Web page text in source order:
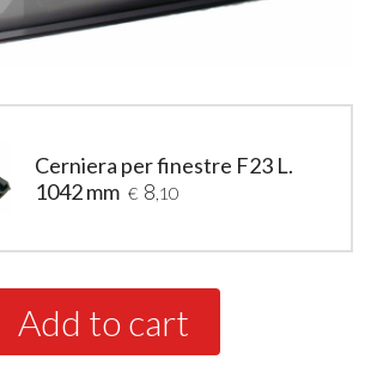
Cerniera per finestre F23 L.
1042 mm € 8 ,10
Add to cart